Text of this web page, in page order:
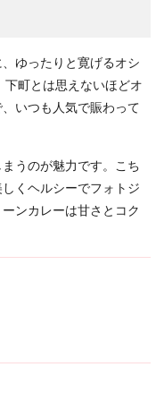
ゆったりと寛げるオシ
町とは思えないほどオ
いつも人気で賑わって
うのが魅力です。こち
くヘルシーでフォトジ
ンカレーは甘さとコク